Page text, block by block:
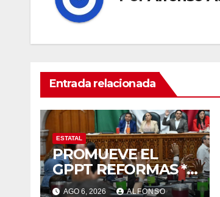
Entrada relacionada
ESTATAL
PROMUEVE EL
GPPT REFORMAS *
Salud, electoral y
AGO 6, 2026 ALFONSO